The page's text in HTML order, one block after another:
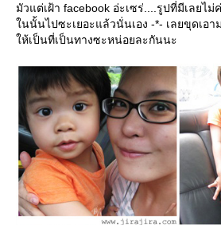
มัวแต่เฝ้า facebook อ่ะเซร่....รูปที่มีเลยไม่
นนั้นไปซะเยอะแล้วนั่นเอง -*- เลยขุดเอา
ห้เป็นที่เป็นทางซะหน่อยละกันนะ